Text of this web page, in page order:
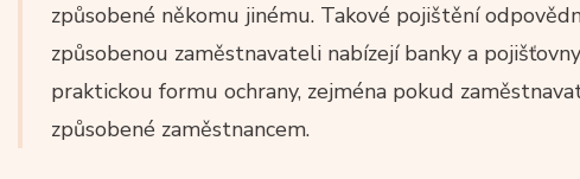
způsobené někomu jinému. Takové pojištění
způsobenou zaměstnavateli nabízejí banky a
praktickou formu ochrany, zejména pokud
způsobené zaměstnancem.